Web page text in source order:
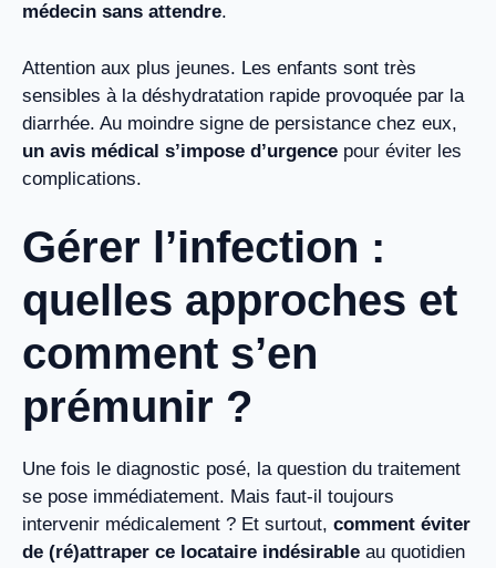
médecin sans attendre.
Attention aux plus jeunes. Les enfants sont très
sensibles à la déshydratation rapide provoquée par la
diarrhée. Au moindre signe de persistance chez eux,
un avis médical s’impose d’urgence pour éviter les
complications.
Gérer l’infection :
quelles approches et
comment s’en
prémunir ?
Une fois le diagnostic posé, la question du traitement
se pose immédiatement. Mais faut-il toujours
intervenir médicalement ? Et surtout, comment éviter
de (ré)attraper ce locataire indésirable au quotidien